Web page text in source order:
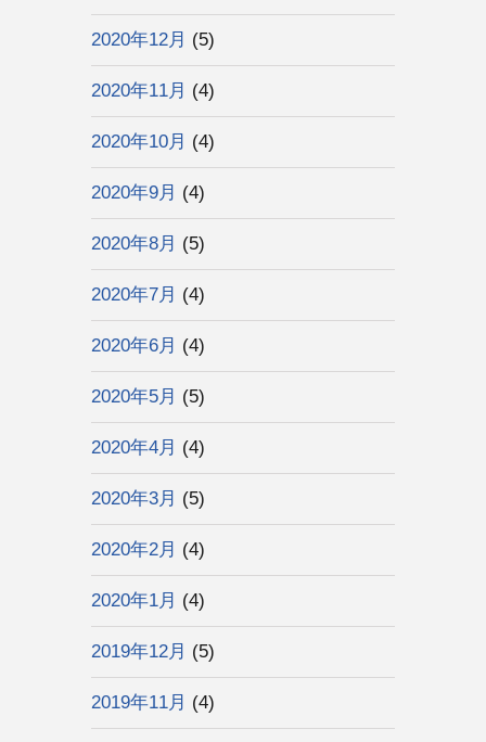
2020年12月 (5)
2020年11月 (4)
2020年10月 (4)
2020年9月 (4)
2020年8月 (5)
2020年7月 (4)
2020年6月 (4)
2020年5月 (5)
2020年4月 (4)
2020年3月 (5)
2020年2月 (4)
2020年1月 (4)
2019年12月 (5)
2019年11月 (4)